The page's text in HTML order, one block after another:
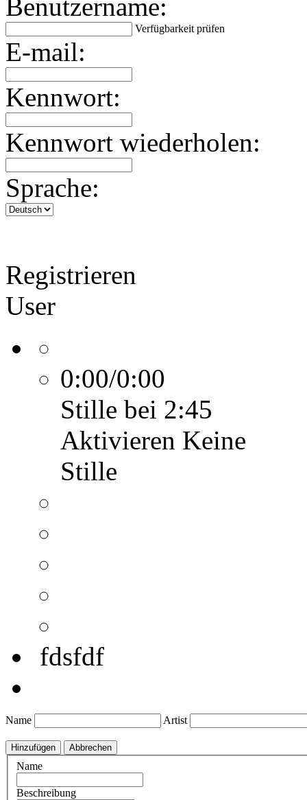
Benutzername:
Verfügbarkeit prüfen
E-mail:
Kennwort:
Kennwort wiederholen:
Sprache:
Registrieren
User
0:00/0:00
Stille bei 2:45
Aktivieren Keine
Stille
fdsfdf
Name Artist
Name
Beschreibung